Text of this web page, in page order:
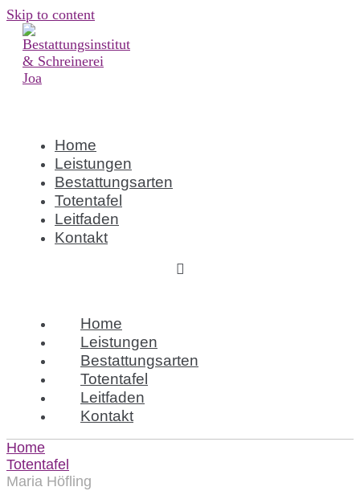
Skip to content
Home
Leistungen
Bestattungsarten
Totentafel
Leitfaden
Kontakt
Home
Leistungen
Bestattungsarten
Totentafel
Leitfaden
Kontakt
Home
Totentafel
Maria Höfling